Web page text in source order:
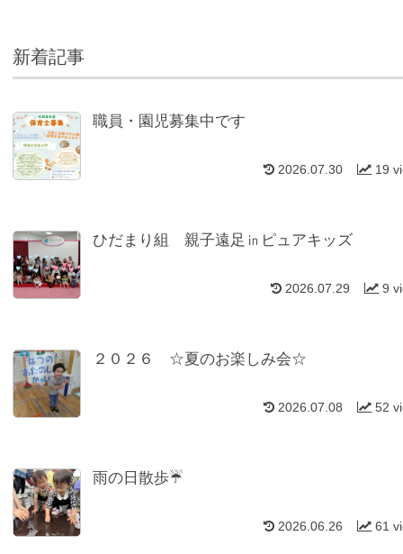
新着記事
職員・園児募集中です
19
2026.07.30
ひだまり組 親子遠足㏌ピュアキッズ
9
2026.07.29
２０２６ ☆夏のお楽しみ会☆
52
2026.07.08
雨の日散歩☔
61
2026.06.26